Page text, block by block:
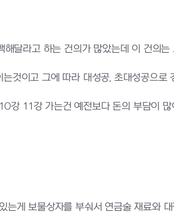
달라고 하는 건의가 많았는데 이 건의
것이고 그에 따라 대성공, 초대성공으
11강 가는건 예전보다 돈의 부담이
게 보물상자를 부숴서 연금술 재료와